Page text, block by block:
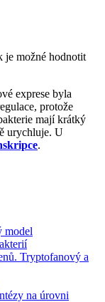
je možné hodnotit
exprese byla
protože
mají krátký
urychluje. U
.
model
Tryptofanový a
na úrovni